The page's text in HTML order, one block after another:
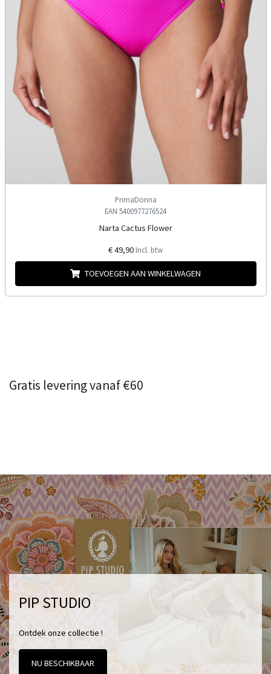
PrimaDonna
EAN 5400977276524
Narta Cactus Flower
€ 49,90 Incl. btw
TOEVOEGEN AAN WINKELWAGEN
Gratis levering vanaf €60
PIP STUDIO
Ontdek onze collectie !
NU BESCHIKBAAR